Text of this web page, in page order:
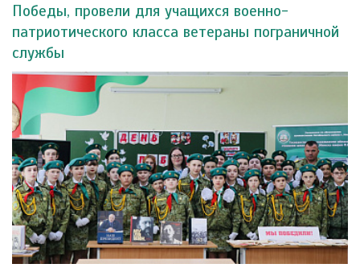
Победы, провели для учащихся военно-
патриотического класса ветераны пограничной
службы